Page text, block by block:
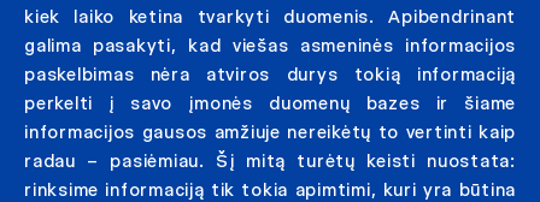
kiek laiko ketina tvarkyti duomenis. Apibendrinant
galima pasakyti, kad viešas asmeninės informacijos
paskelbimas nėra atviros durys tokią informaciją
perkelti į savo įmonės duomenų bazes ir šiame
informacijos gausos amžiuje nereikėtų to vertinti kaip
radau – pasiėmiau. Šį mitą turėtų keisti nuostata:
rinksime informaciją tik tokia apimtimi, kuri yra būtina